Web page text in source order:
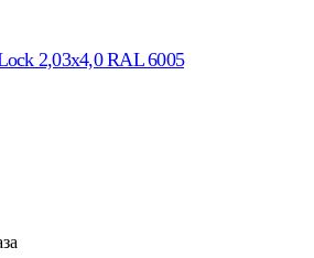
2,03х4,0 RAL 6005